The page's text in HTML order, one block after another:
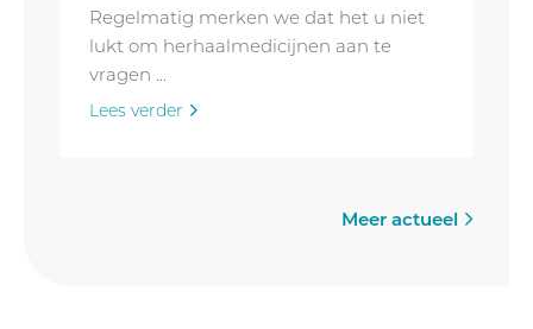
Regelmatig merken we dat het u niet
lukt om herhaalmedicijnen aan te
vragen ...
Lees verder
Meer actueel